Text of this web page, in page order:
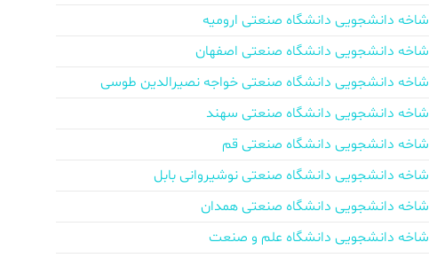
شاخه دانشجویی دانشگاه صنعتی ارومیه
شاخه دانشجویی دانشگاه صنعتی اصفهان
شاخه دانشجویی دانشگاه صنعتی خواجه نصیرالدین طوسی
شاخه دانشجویی دانشگاه صنعتی سهند
شاخه دانشجویی دانشگاه صنعتی قم
شاخه دانشجویی دانشگاه صنعتی نوشیروانی بابل
شاخه دانشجویی دانشگاه صنعتی همدان
شاخه دانشجویی دانشگاه علم و صنعت